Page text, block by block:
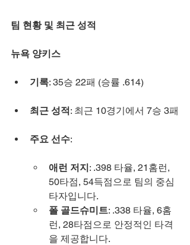
팀 현황 및 최근 성적
뉴욕 양키스
기록: 35승 22패 (승률 .614)
최근 성적: 최근 10경기에서 7승 3패
주요 선수:
애런 저지: .398 타율, 21홈런,
50타점, 54득점으로 팀의 중심
타자입니다.
폴 골드슈미트: .338 타율, 6홈
런, 28타점으로 안정적인 타격
을 제공합니다.